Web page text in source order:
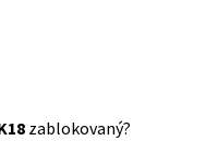
zablokovaný?